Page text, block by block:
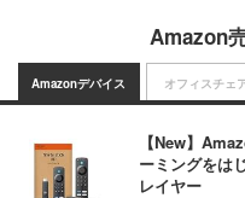
Amazon
Amazonデバイス
【New】
ーミングをは
レイヤー
オフィスチェ